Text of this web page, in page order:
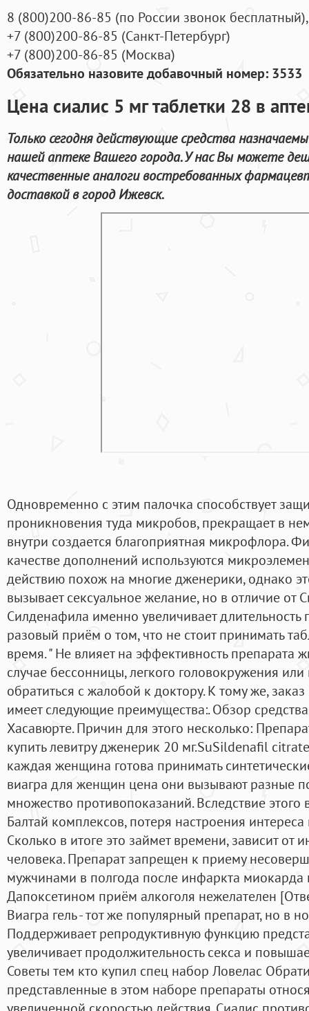
8 (800)200-86-85 (по России звонок бесплатный),
+7 (800)200-86-85 (Санкт-Петербург)
+7 (800)200-86-85 (Москва)
Обязательно назовите добавочный номер: 3533
Цена сиалис 5 мг таблетки 28 в
Только сегодня действующие средства
нашей аптеке Вашего города. У нас Вы можете
качественные аналоги востребованных
доставкой в город Ижевск.
Одновременно с этим палочка способствует
проникновения туда микробов, прекращает в
внутри создается благоприятная микрофлора.
качестве дополнений используются
действию похож на многие дженерики, однако
вызывает сексуальное желание, но в отличие от
Силденафила именно увеличивает длительность
разовый приём о том, что не стоит принимать
время. " Не влияет на эффективность препарата
случае бессонницы, легкого головокружения
обратиться с жалобой к доктору. К тому же,
имеет следующие преимущества:. Обзор
Хасавюрте. Причин для этого несколько:
купить левитру дженерик 20 мг.SuSildenafil
каждая женщина готова принимать
виагра для женщин цена они вызывают разные
множество противопоказаний. Вследствие
Балтай комплексов, потеря настроения
Сколько в итоге это займет времени, зависит от
человека. Препарат запрещен к приему
мужчинами в полгода после инфаркта миокарда
Дапоксетином приём алкоголя нежелателен
Виагра гель - тот же популярный препарат, но в
Поддерживает репродуктивную функцию
увеличивает продолжительность секса и
Советы тем кто купил спец набор Ловелас
представленные в этом наборе препараты